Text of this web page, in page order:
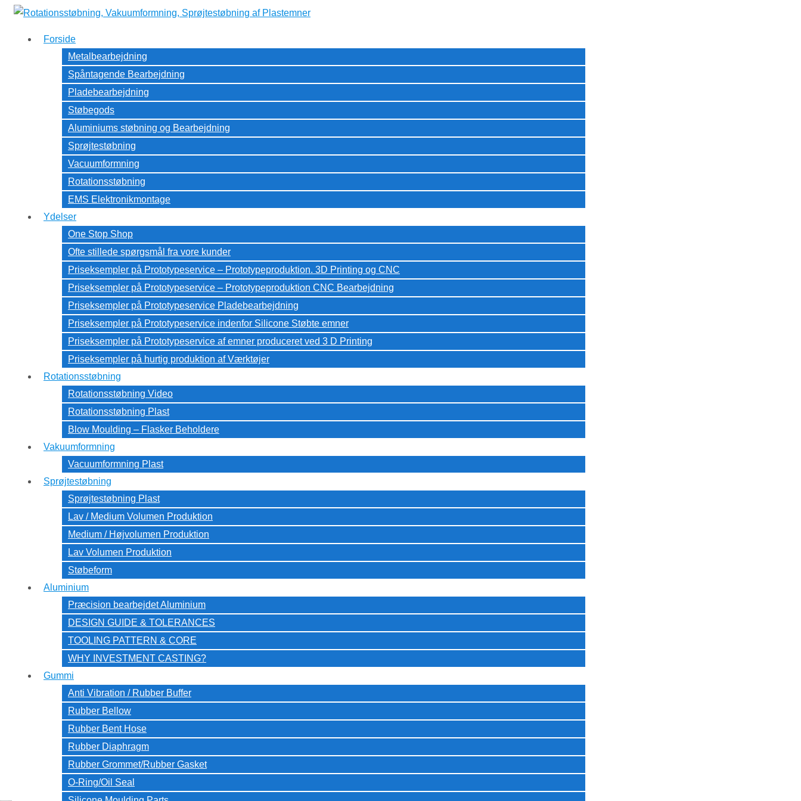
↓
hovedindhold
Forside
Metalbearbejdning
Spåntagende Bearbejdning
Pladebearbejdning
Støbegods
Aluminiums støbning og Bearbejdning
Sprøjtestøbning
Vacuumformning
Rotationsstøbning
EMS Elektronikmontage
Ydelser
One Stop Shop
Ofte stillede spørgsmål fra vore kunder
Priseksempler på Prototypeservice – Prototypeproduktion. 3D Printing og CNC
Priseksempler på Prototypeservice – Prototypeproduktion CNC Bearbejdning
Priseksempler på Prototypeservice Pladebearbejdning
Priseksempler på Prototypeservice indenfor Silicone Støbte emner
Priseksempler på Prototypeservice af emner produceret ved 3 D Printing
Priseksempler på hurtig produktion af Værktøjer
Rotationsstøbning
Rotationsstøbning Video
Rotationsstøbning Plast
Blow Moulding – Flasker Beholdere
Vakuumformning
Vacuumformning Plast
Sprøjtestøbning
Sprøjtestøbning Plast
Lav / Medium Volumen Produktion
Medium / Højvolumen Produktion
Lav Volumen Produktion
Støbeform
Aluminium
Præcision bearbejdet Aluminium
DESIGN GUIDE & TOLERANCES
TOOLING PATTERN & CORE
WHY INVESTMENT CASTING?
Gummi
Anti Vibration / Rubber Buffer
Rubber Bellow
Rubber Bent Hose
Rubber Diaphragm
Rubber Grommet/Rubber Gasket
O-Ring/Oil Seal